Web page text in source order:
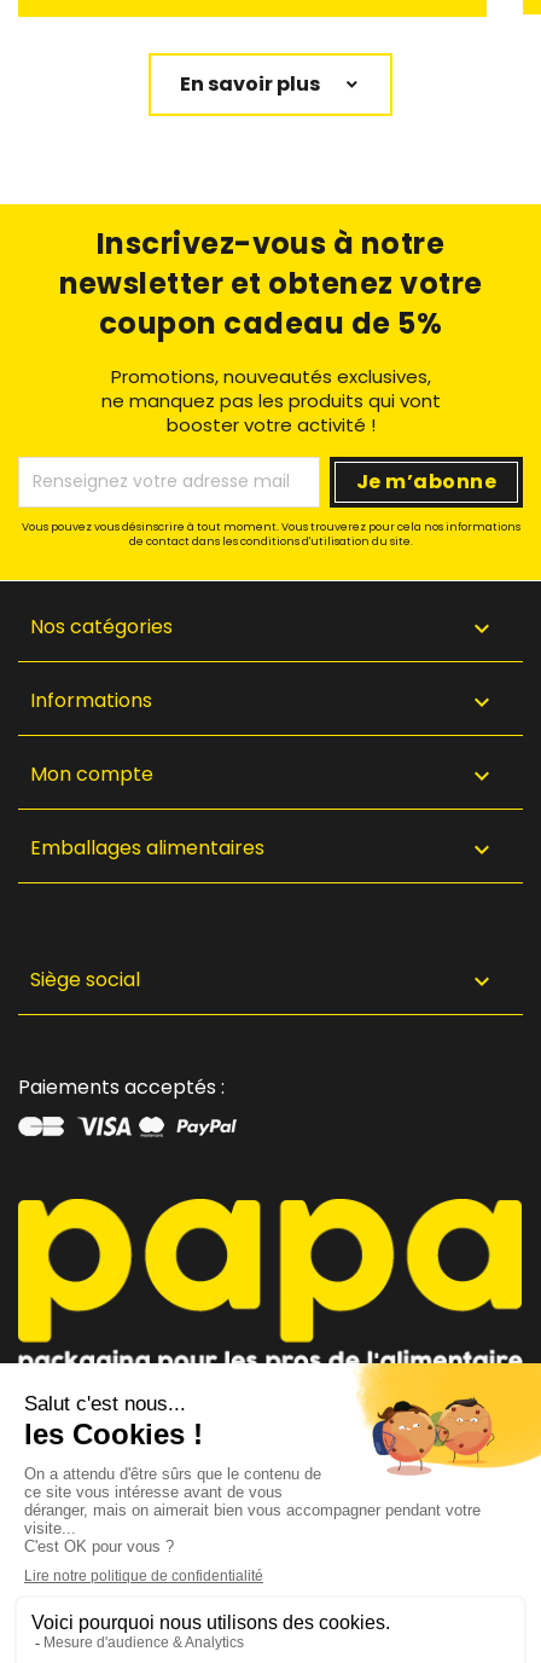
En savoir plus
Inscrivez-vous à notre
newsletter et obtenez votre
coupon cadeau de 5%
Promotions, nouveautés exclusives,
ne manquez pas les produits qui vont
booster votre activité !
Vous pouvez vous désinscrire à tout moment. Vous trouverez pour cela nos informations
de contact dans les conditions d'utilisation du site.
CONSEILLER PAPA
AU 04 91 35 09 09
CONTACTEZ-NOUS
par mail
Nos catégories 
Informations 
Mon compte 
Emballages alimentaires 
Siège social 
Paiements acceptés :
Suivez-nous